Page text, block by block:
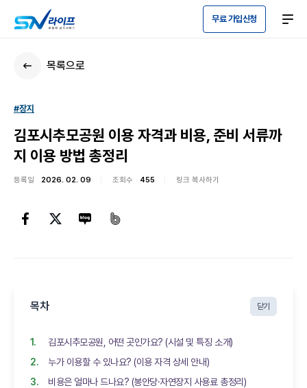
무료 가입신청
목록으로
#장지
김포시추모공원 이용 자격과 비용, 준비 서류까
지 이용 방법 총정리
등록일 2026. 02. 09 조회수 455 링크 복사하기
목차 닫기
김포시추모공원, 어떤 곳인가요? (시설 및 특징 소개)
누가 이용할 수 있나요? (이용 자격 상세 안내)
비용은 얼마나 드나요? (봉안당·자연장지 사용료 총정리)